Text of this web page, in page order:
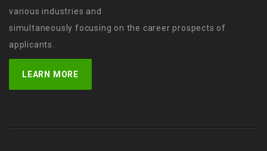
various industries and
simultaneously focusing on the career prospects of
applicants.
LEARN MORE